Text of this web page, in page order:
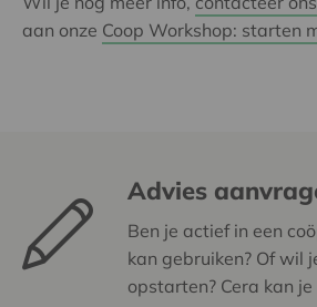
aan onze Coop Workshop: starten
Advies
Ben je actief in een
kan gebruiken? Of wil
opstarten? Cera kan je